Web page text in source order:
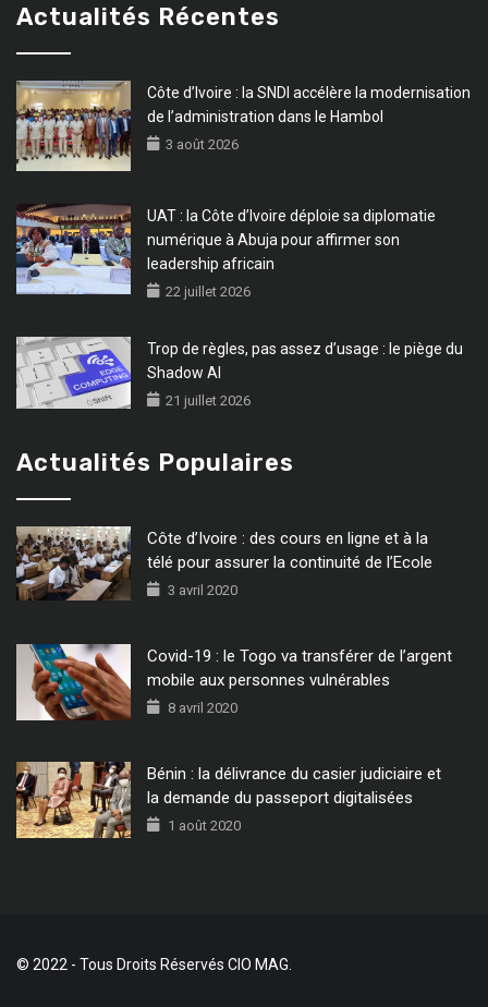
Actualités Récentes
Côte d’Ivoire : la SNDI accélère la modernisation
de l’administration dans le Hambol
3 août 2026
UAT : la Côte d’Ivoire déploie sa diplomatie
numérique à Abuja pour affirmer son
leadership africain
22 juillet 2026
Trop de règles, pas assez d’usage : le piège du
Shadow AI
21 juillet 2026
Actualités Populaires
Côte d’Ivoire : des cours en ligne et à la
télé pour assurer la continuité de l’Ecole
3 avril 2020
Covid-19 : le Togo va transférer de l’argent
mobile aux personnes vulnérables
8 avril 2020
Bénin : la délivrance du casier judiciaire et
la demande du passeport digitalisées
1 août 2020
© 2022 - Tous Droits Réservés CIO MAG.